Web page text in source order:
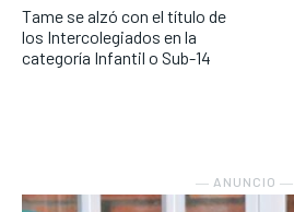
Tame se alzó con el título de
los Intercolegiados en la
categoría Infantil o Sub-14
― ANUNCIO ―